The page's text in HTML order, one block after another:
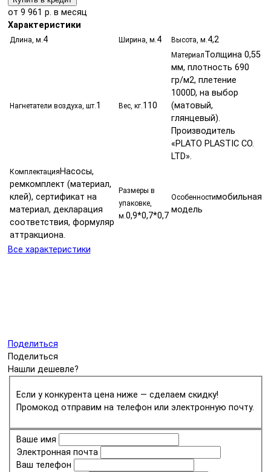
от 9 961 р. в месяц
Характеристики
Длина, м. 4 Ширина, м. 4 Высота, м. 4,2
Нагнетатели воздуха, шт. 1 Вес, кг. 110
МатериалТолщина 0,55
мм, плотность 690
гр/м2, плетение
1000D, на выбор
(матовый,
глянцевый).
Производитель
«PLATO PLASTIC CO.
LTD».
Комплектация Насосы,
ремкомплект (материал,
клей), сертификат на
материал, декларация
соответствия, формуляр
аттракциона.
Размеры в
упаковке,
м. 0,9*0,7*0,7
Особенностимобильная
модель
Все характеристики
Поделиться
Поделиться
Нашли дешевле?
Если у конкурента цена ниже — сделаем скидку!
Промокод отправим на телефон или электронную почту.
Ваше имя
Электронная почта
Ваш телефон